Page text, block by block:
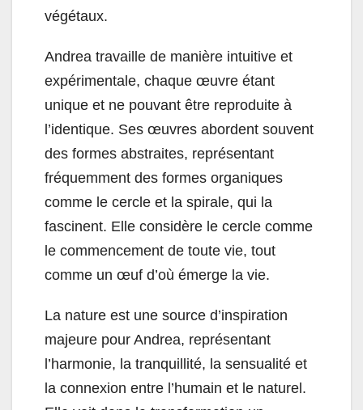
végétaux.
Andrea travaille de manière intuitive et
expérimentale, chaque œuvre étant
unique et ne pouvant être reproduite à
l’identique. Ses œuvres abordent souvent
des formes abstraites, représentant
fréquemment des formes organiques
comme le cercle et la spirale, qui la
fascinent. Elle considère le cercle comme
le commencement de toute vie, tout
comme un œuf d’où émerge la vie.
La nature est une source d’inspiration
majeure pour Andrea, représentant
l’harmonie, la tranquillité, la sensualité et
la connexion entre l’humain et le naturel.